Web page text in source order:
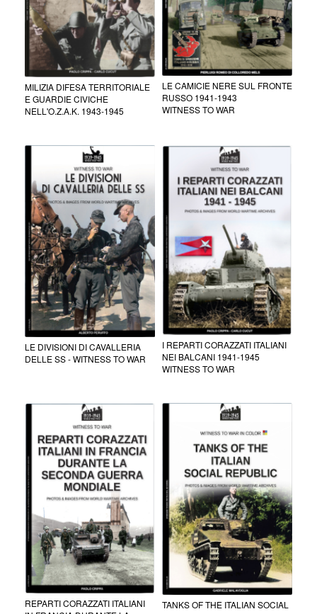
MILIZIA DIFESA TERRITORIALE
E GUARDIE CIVICHE
NELL'O.Z.A.K. 1943-1945
LE CAMICIE NERE SUL FRONTE
RUSSO 1941-1943
WITNESS TO WAR
LE DIVISIONI DI CAVALLERIA
DELLE SS - WITNESS TO WAR
I REPARTI CORAZZATI ITALIANI
NEI BALCANI 1941-1945
WITNESS TO WAR
REPARTI CORAZZATI ITALIANI
TANKS OF THE ITALIAN SOCIAL